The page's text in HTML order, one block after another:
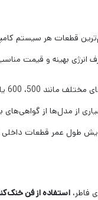
انرژی بهینه و قیمت
طول عمر قطعات
فاطر، استفاده از فن